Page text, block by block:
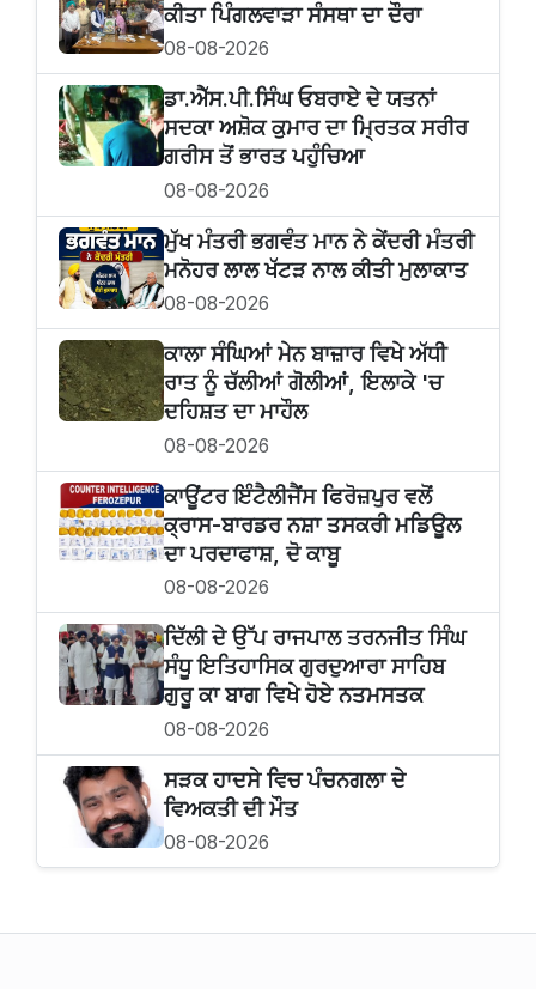
ਕੀਤਾ ਪਿੰਗਲਵਾੜਾ ਸੰਸਥਾ ਦਾ ਦੌਰਾ
08-08-2026
ਡਾ.ਐੱਸ.ਪੀ.ਸਿੰਘ ਓਬਰਾਏ ਦੇ ਯਤਨਾਂ
ਸਦਕਾ ਅਸ਼ੋਕ ਕੁਮਾਰ ਦਾ ਮ੍ਰਿਤਕ ਸਰੀਰ
ਗਰੀਸ ਤੋਂ ਭਾਰਤ ਪਹੁੰਚਿਆ
08-08-2026
ਮੁੱਖ ਮੰਤਰੀ ਭਗਵੰਤ ਮਾਨ ਨੇ ਕੇਂਦਰੀ ਮੰਤਰੀ
ਮਨੋਹਰ ਲਾਲ ਖੱਟੜ ਨਾਲ ਕੀਤੀ ਮੁਲਾਕਾਤ
08-08-2026
ਕਾਲਾ ਸੰਘਿਆਂ ਮੇਨ ਬਾਜ਼ਾਰ ਵਿਖੇ ਅੱਧੀ
ਰਾਤ ਨੂੰ ਚੱਲੀਆਂ ਗੋਲੀਆਂ, ਇਲਾਕੇ 'ਚ
ਦਹਿਸ਼ਤ ਦਾ ਮਾਹੌਲ
08-08-2026
ਕਾਊਂਟਰ ਇੰਟੈਲੀਜੈਂਸ ਫਿਰੋਜ਼ਪੁਰ ਵਲੋਂ
ਕ੍ਰਾਸ-ਬਾਰਡਰ ਨਸ਼ਾ ਤਸਕਰੀ ਮਡਿਊਲ
ਦਾ ਪਰਦਾਫਾਸ਼, ਦੋ ਕਾਬੂ
08-08-2026
ਦਿੱਲੀ ਦੇ ਉੱਪ ਰਾਜਪਾਲ ਤਰਨਜੀਤ ਸਿੰਘ
ਸੰਧੂ ਇਤਿਹਾਸਿਕ ਗੁਰਦੁਆਰਾ ਸਾਹਿਬ
ਗੁਰੂ ਕਾ ਬਾਗ ਵਿਖੇ ਹੋਏ ਨਤਮਸਤਕ
08-08-2026
ਸੜਕ ਹਾਦਸੇ ਵਿਚ ਪੰਚਨਗਲਾ ਦੇ
ਵਿਅਕਤੀ ਦੀ ਮੌਤ
08-08-2026